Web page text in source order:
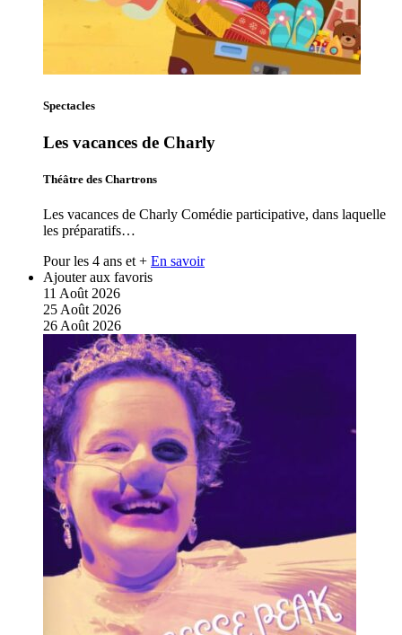
Spectacles
Les vacances de Charly
Théâtre des Chartrons
Les vacances de Charly Comédie participative, dans laquelle
les préparatifs…
Pour les 4 ans et + En savoir
Ajouter aux favoris
11 Août 2026
25 Août 2026
26 Août 2026